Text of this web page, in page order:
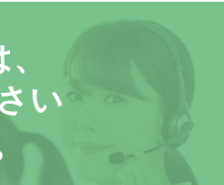
い